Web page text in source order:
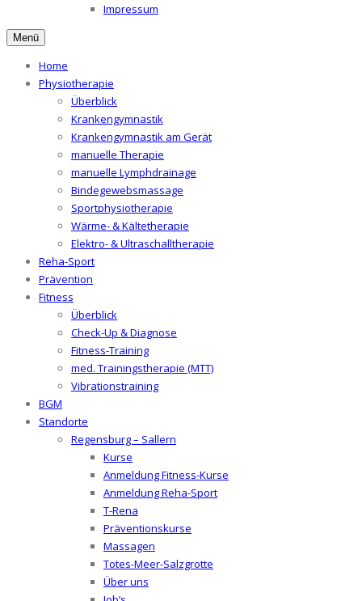
Impressum
Menü
Home
Physiotherapie
Überblick
Krankengymnastik
Krankengymnastik am Gerät
manuelle Therapie
manuelle Lymphdrainage
Bindegewebsmassage
Sportphysiotherapie
Wärme- & Kältetherapie
Elektro- & Ultraschalltherapie
Reha-Sport
Prävention
Fitness
Überblick
Check-Up & Diagnose
Fitness-Training
med. Trainingstherapie (MTT)
Vibrationstraining
BGM
Standorte
Regensburg – Sallern
Kurse
Anmeldung Fitness-Kurse
Anmeldung Reha-Sport
T-Rena
Präventionskurse
Massagen
Totes-Meer-Salzgrotte
Über uns